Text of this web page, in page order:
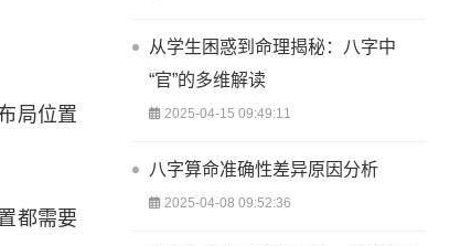
局位置
都需要
从学生困惑到命理揭秘：八字中
“官”的多维解读
2025-04-15 09:49:11
八字算命准确性差异原因分析
2025-04-08 09:52:36